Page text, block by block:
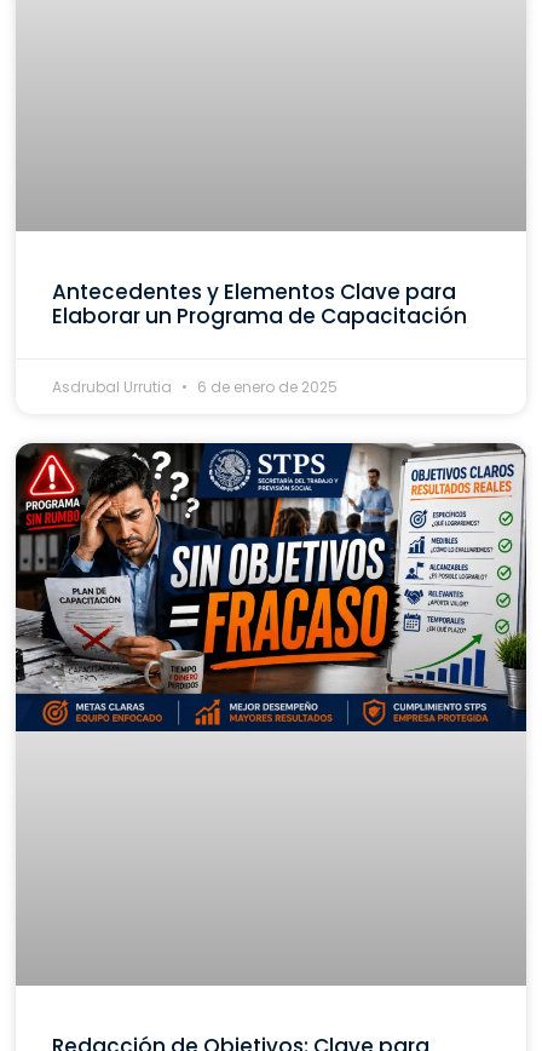
Antecedentes y Elementos Clave para
Elaborar un Programa de Capacitación
Asdrubal Urrutia 6 de enero de 2025